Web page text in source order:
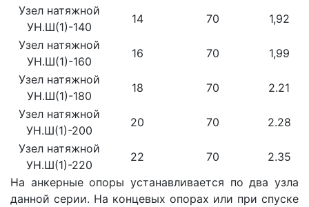
Узел натяжной
УН.Ш(1)-140
14 70
1,92
Узел натяжной
УН.Ш(1)-160
16 70
1,99
Узел натяжной
УН.Ш(1)-180
18 70
2.21
Узел натяжной
УН.Ш(1)-200
20 70
2.28
Узел натяжной
УН.Ш(1)-220
22 70
2.35
На анкерные опоры устанавливается по два узла
данной серии. На концевых опорах или при спуске